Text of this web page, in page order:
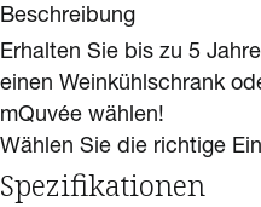
Beschreibung
Erhalten Sie bis zu 5
einen Weinkühlschrank
mQuvée wählen!
Wählen Sie die richtige
Spezifikationen